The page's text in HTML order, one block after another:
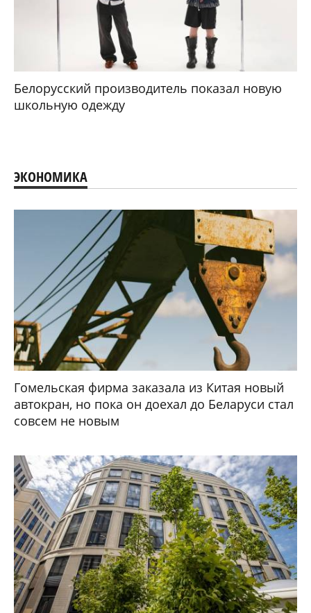
Белорусский производитель показал новую
школьную одежду
ЭКОНОМИКА
Гомельская фирма заказала из Китая новый
автокран, но пока он доехал до Беларуси стал
совсем не новым